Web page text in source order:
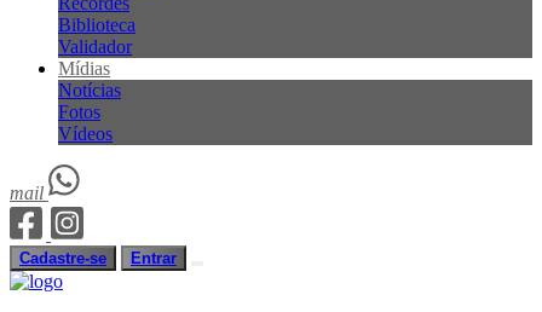
Biblioteca
Validador
Mídias
Notícias
Fotos
Vídeos
mail
Cadastre-se Entrar